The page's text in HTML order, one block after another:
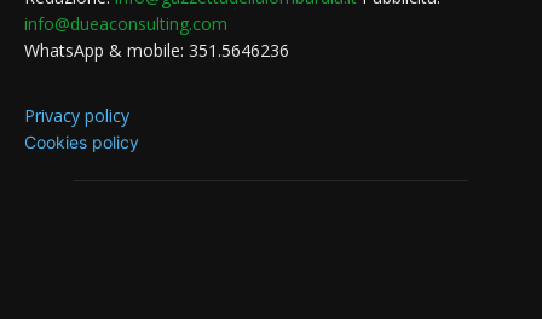
info@dueaconsulting.com
WhatsApp & mobile: 351.5646236
Privacy policy
Cookies policy